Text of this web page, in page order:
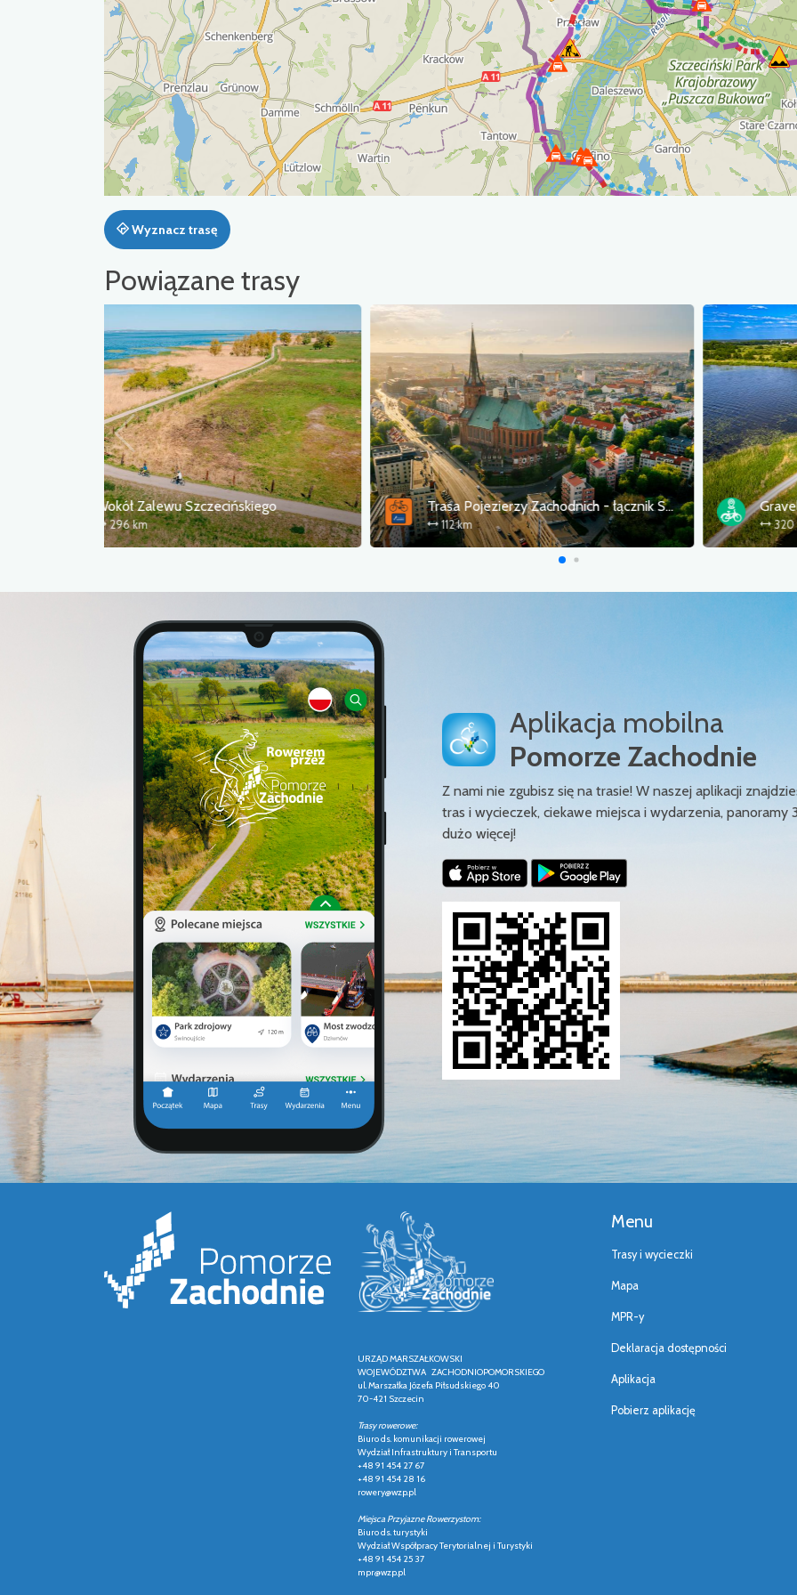
Wyznacz trasę
Powiązane trasy
Wokół Zalewu Szczecińskiego
296 km
Trasa Pojezierzy Zachodnich - łącznik Szczecin
112 km
Aplikacja mobilna
Pomorze Zachodnie
Z nami nie zgubisz się na trasie! W naszej aplikacji
tras i wycieczek, ciekawe miejsca i wydarzenia, panoramy
dużo więcej!
URZĄD MARSZAŁKOWSKI
WOJEWÓDZTWA ZACHODNIOPOMORSKIEGO
ul. Marszałka Józefa Piłsudskiego 40
70-421 Szczecin
Trasy rowerowe:
Biuro ds. komunikacji rowerowej
Wydział Infrastruktury i Transportu
+48 91 454 27 67
+48 91 454 28 16
rowery@wzp.pl
Miejsca Przyjazne Rowerzystom:
Biuro ds. turystyki
Wydział Współpracy Terytorialnej i Turystyki
+48 91 454 25 37
mpr@wzp.pl
Menu
Trasy i wycieczki
Mapa
MPR-y
Deklaracja dostępności
Aplikacja
Pobierz aplikację